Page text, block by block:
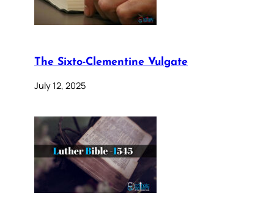
The Sixto-Clementine Vulgate
July 12, 2025